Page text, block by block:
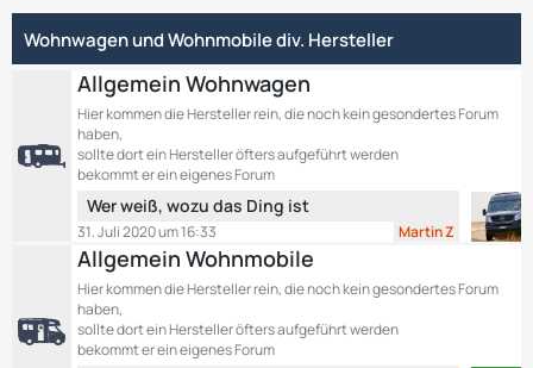
g
e
r
ä
g
e
z
t
e
B
e
i
t
r
g
e
Wohnwagen und Wohnmobile div. Hersteller
Allgemein Wohnwagen
Hier kommen die Hersteller rein, die noch kein gesondertes Forum
haben,
sollte dort ein Hersteller öfters aufgeführt werden
bekommt er ein eigenes Forum
e
t
z
t
e
B
Wer weiß, wozu das Ding ist
Martin Z
31. Juli 2020 um 16:33
Allgemein Wohnmobile
Hier kommen die Hersteller rein, die noch kein gesondertes Forum
haben,
sollte dort ein Hersteller öfters aufgeführt werden
bekommt er ein eigenes Forum